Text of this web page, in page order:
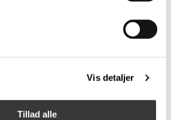
Vis detaljer
Tillad alle